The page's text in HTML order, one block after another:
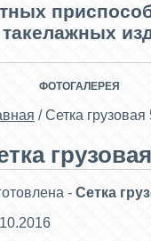
такелажных
ФОТОГАЛЕРЕЯ
/Сетка грузовая
- Сетка